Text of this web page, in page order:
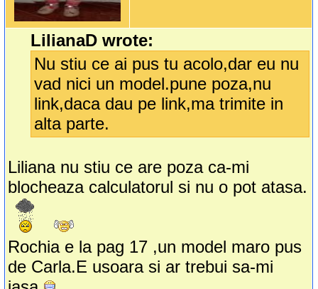
LilianaD wrote:
Nu stiu ce ai pus tu acolo,dar eu nu
vad nici un model.pune poza,nu
link,daca dau pe link,ma trimite in
alta parte.
Liliana nu stiu ce are poza ca-mi
blocheaza calculatorul si nu o pot atasa.
Rochia e la pag 17 ,un model maro pus
de Carla.E usoara si ar trebui sa-mi